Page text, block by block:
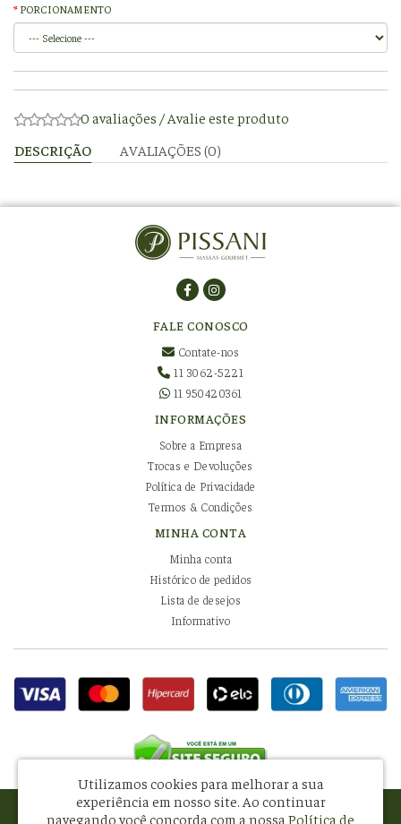
PORCIONAMENTO
0 avaliações /Avalie este produto
DESCRIÇÃO
AVALIAÇÕES (0)
FALE CONOSCO
Contate-nos
11 3062-5221
11 950420361
INFORMAÇÕES
Sobre a Empresa
Trocas e Devoluções
Política de Privacidade
Termos & Condições
MINHA CONTA
Minha conta
Histórico de pedidos
Lista de desejos
Informativo
Pissani Indústria e Comércio de Alimentos Ltda - CNPJ: 08.581.434/0001-34
Utilizamos cookies para melhorar a sua
experiência em nosso site. Ao continuar
navegando você concorda com a nossa Política de